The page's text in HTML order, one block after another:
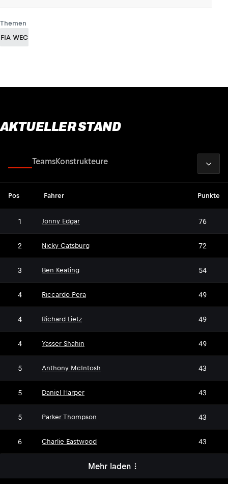
Themen
FIA WEC
AKTUELLER STAND
TeamsKonstrukteure
Pos Fahrer Punkte
1 Jonny Edgar 76
2 Nicky Catsburg 72
3 Ben Keating 54
4 Riccardo Pera 49
4 Richard Lietz 49
4 Yasser Shahin 49
5 Anthony McIntosh 43
5 Daniel Harper 43
5 Parker Thompson 43
6 Charlie Eastwood 43
Mehr laden